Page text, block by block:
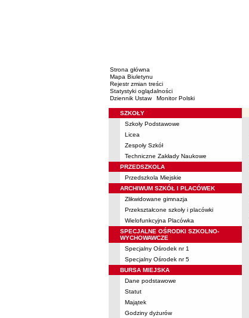
Strona główna
Mapa Biuletynu
Rejestr zmian treści
Statystyki oglądalności
Dziennik Ustaw
Monitor Polski
Menu
SZKOŁY
Szkoły Podstawowe
Licea
Zespoły Szkół
Techniczne Zakłady Naukowe
PRZEDSZKOLA
Przedszkola Miejskie
ARCHIWUM SZKÓŁ I PLACÓWEK
Zlikwidowane gimnazja
Przekształcone szkoły i placówki
Wielofunkcyjna Placówka
SPECJALNE OŚRODKI SZKOLNO-
WYCHOWAWCZE
Specjalny Ośrodek nr 1
Specjalny Ośrodek nr 5
BURSA MIEJSKA
Dane podstawowe
Statut
Majątek
Godziny dyżurów